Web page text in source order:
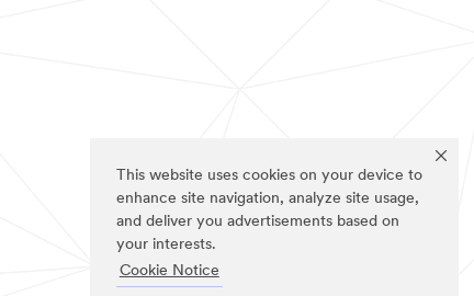
This website uses cookies on your device to
enhance site navigation, analyze site usage,
and deliver you advertisements based on
your interests.
Cookie Notice